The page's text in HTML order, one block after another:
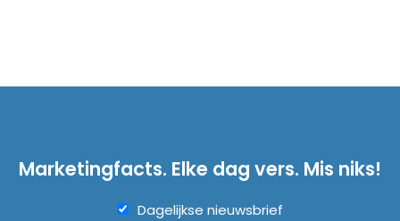
Marketingfacts. Elke dag vers. Mis niks!
Dagelijkse nieuwsbrief